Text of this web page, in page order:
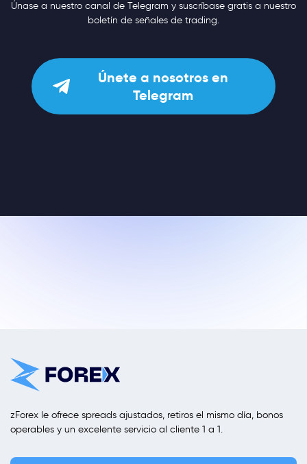
Únase a nuestro canal de Telegram y suscríbase gratis a nuestro
boletín de señales de trading.
Únete a nosotros en
Telegram
zForex le ofrece spreads ajustados, retiros el mismo día, bonos
operables y un excelente servicio al cliente 1 a 1.